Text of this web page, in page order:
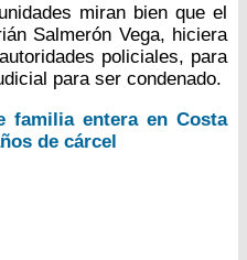
miran bien que el
Salmerón Vega, hiciera
policiales, para
para ser condenado.
familia entera en Costa
de cárcel